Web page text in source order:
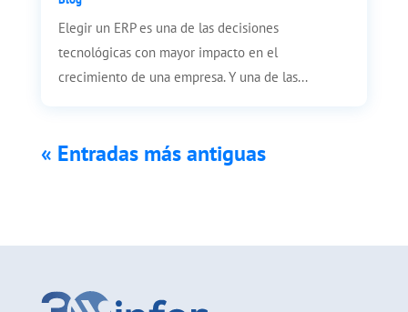
Elegir un ERP es una de las decisiones
tecnológicas con mayor impacto en el
crecimiento de una empresa. Y una de las...
« Entradas más antiguas